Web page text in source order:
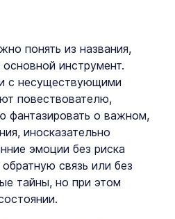
понять из названия,
основной инструмент.
с несуществующими
повествователю,
фантазировать о важном,
иносказательно
эмоции без риска
связь или без
тайны, но при этом